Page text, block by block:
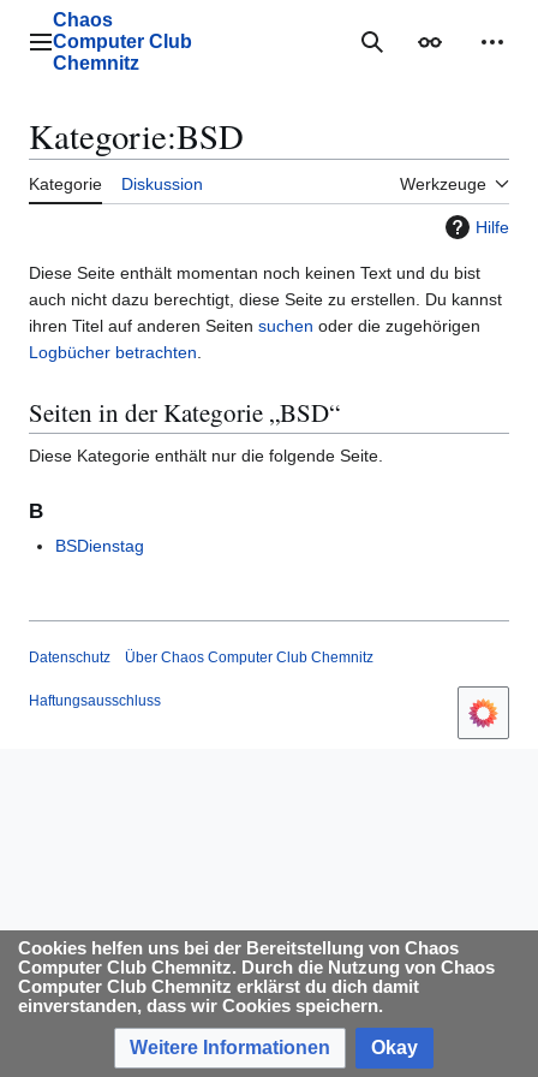
Inhalt
springenHauptmenü
Chaos
Computer Club
Chemnitz
Suche
Kategorie:BSD
Kategorie Diskussion Werkzeuge
Hilfe
Diese Seite enthält momentan noch keinen Text und du bist
auch nicht dazu berechtigt, diese Seite zu erstellen. Du kannst
ihren Titel auf anderen Seiten suchen oder die zugehörigen
Logbücher betrachten
Seiten in der Kategorie „BSD“
Diese Kategorie enthält nur die folgende Seite.
B
BSDienstag
Cookies helfen uns bei der Bereitstellung von Chaos
Computer Club Chemnitz. Durch die Nutzung von Chaos
Computer Club Chemnitz erklärst du dich damit
einverstanden, dass wir Cookies speichern.
Weitere Informationen Okay
Datenschutz Über Chaos Computer Club Chemnitz
Haftungsausschluss